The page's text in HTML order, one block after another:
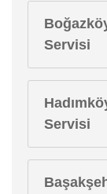
Servisi
Servisi